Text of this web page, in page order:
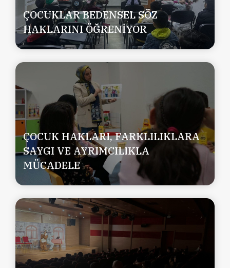
ÇOCUKLAR BEDENSEL SÖZ
HAKLARINI ÖĞRENİYOR
ÇOCUK HAKLARI, FARKLILIKLARA
SAYGI VE AYRIMCILIKLA
MÜCADELE